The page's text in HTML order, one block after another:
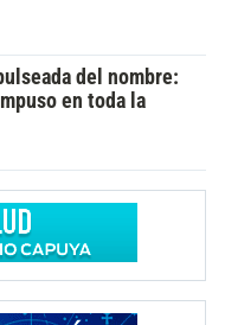
del nombre:
en toda la